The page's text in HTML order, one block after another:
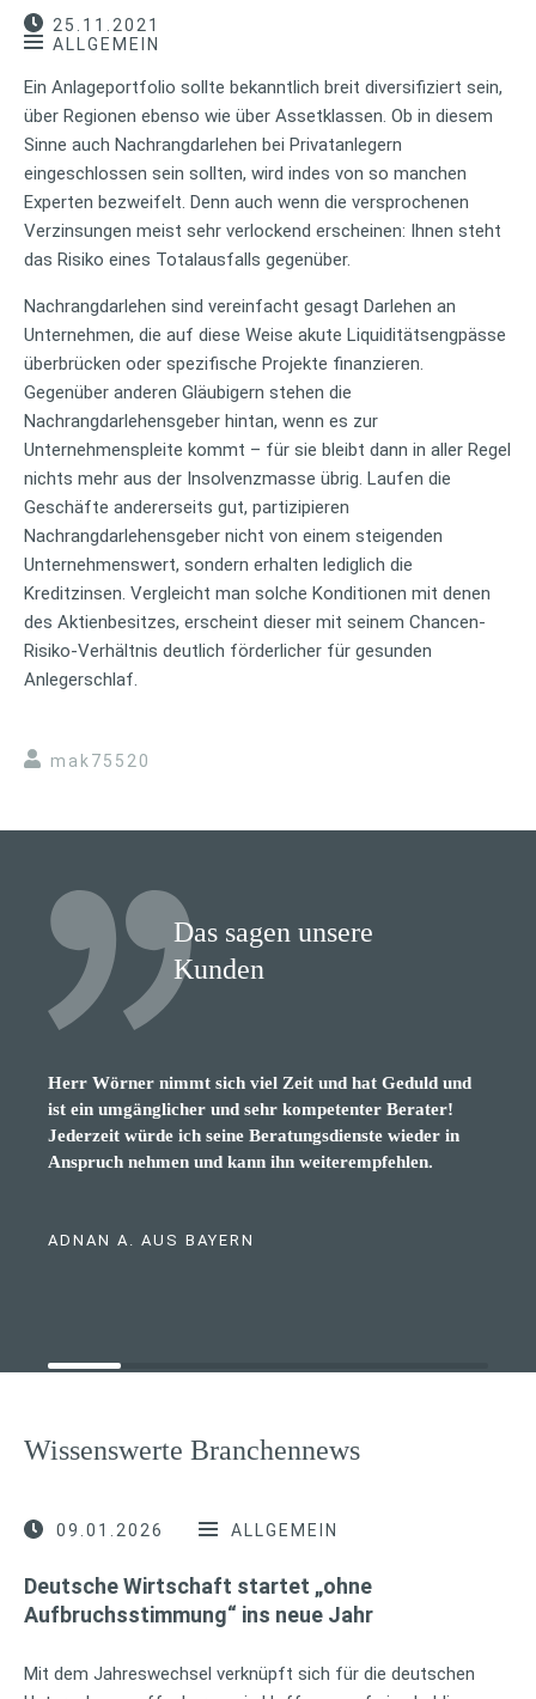
25.11.2021
ALLGEMEIN
Ein Anlageportfolio sollte bekanntlich breit diversifiziert sein,
über Regionen ebenso wie über Assetklassen. Ob in diesem
Sinne auch Nachrangdarlehen bei Privatanlegern
eingeschlossen sein sollten, wird indes von so manchen
Experten bezweifelt. Denn auch wenn die versprochenen
Verzinsungen meist sehr verlockend erscheinen: Ihnen steht
das Risiko eines Totalausfalls gegenüber.
Nachrangdarlehen sind vereinfacht gesagt Darlehen an
Unternehmen, die auf diese Weise akute Liquiditätsengpässe
überbrücken oder spezifische Projekte finanzieren.
Gegenüber anderen Gläubigern stehen die
Nachrangdarlehensgeber hintan, wenn es zur
Unternehmenspleite kommt – für sie bleibt dann in aller Regel
nichts mehr aus der Insolvenzmasse übrig. Laufen die
Geschäfte andererseits gut, partizipieren
Nachrangdarlehensgeber nicht von einem steigenden
Unternehmenswert, sondern erhalten lediglich die
Kreditzinsen. Vergleicht man solche Konditionen mit denen
des Aktienbesitzes, erscheint dieser mit seinem Chancen-
Risiko-Verhältnis deutlich förderlicher für gesunden
Anlegerschlaf.
mak75520
Das sagen unsere
Kunden
Herr Wörner nimmt sich viel Zeit und hat Geduld und
ist ein umgänglicher und sehr kompetenter Berater!
Jederzeit würde ich seine Beratungsdienste wieder in
Anspruch nehmen und kann ihn weiterempfehlen.
ADNAN A. AUS BAYERN
sehr netter, verständnisvoller, lustiger, kompetenter
Berater. Würde ichm jedem empfehlen
Wissenswerte Branchennews
09.01.2026 ALLGEMEIN
Deutsche Wirtschaft startet „ohne
Aufbruchsstimmung“ ins neue Jahr
Mit dem Jahreswechsel verknüpft sich für die deutschen